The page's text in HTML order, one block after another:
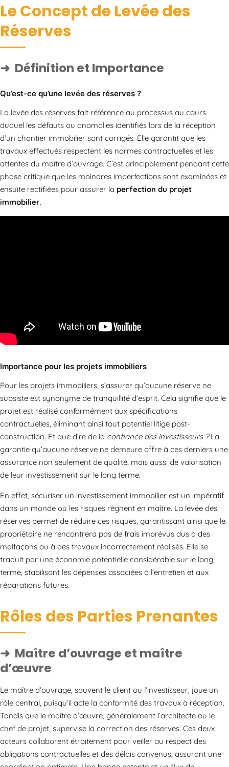
Le Concept de Levée des
Réserves
Définition et Importance
Qu’est-ce qu’une levée des réserves ?
La levée des réserves fait référence au processus au cours
duquel les défauts ou anomalies identifiés lors de la réception
d’un chantier immobilier sont corrigés. Elle garantit que les
travaux effectués respectent les normes contractuelles et les
attentes du maître d’ouvrage. C’est principalement pendant cette
phase critique que les moindres imperfections sont examinées et
ensuite rectifiées pour assurer la perfection du projet
immobilier.
Importance pour les projets immobiliers
Pour les projets immobiliers, s’assurer qu’aucune réserve ne
subsiste est synonyme de tranquillité d’esprit. Cela signifie que le
projet est réalisé conformément aux spécifications
contractuelles, éliminant ainsi tout potentiel litige post-
construction. Et que dire de la confiance des investisseurs ?La
garantie qu’aucune réserve ne demeure offre à ces derniers une
assurance non seulement de qualité, mais aussi de valorisation
de leur investissement sur le long terme.
En effet, sécuriser un investissement immobilier est un impératif
dans un monde où les risques règnent en maître. La levée des
réserves permet de réduire ces risques, garantissant ainsi que le
propriétaire ne rencontrera pas de frais imprévus dus à des
malfaçons ou à des travaux incorrectement réalisés. Elle se
traduit par une économie potentielle considérable sur le long
terme, stabilisant les dépenses associées à l’entretien et aux
réparations futures.
Rôles des Parties Prenantes
Maître d’ouvrage et maître
d’œuvre
Le maître d’ouvrage, souvent le client ou l’investisseur, joue un
rôle central, puisqu’il acte la conformité des travaux à réception.
Tandis que le maître d’œuvre, généralement l’architecte ou le
chef de projet, supervise la correction des réserves. Ces deux
acteurs collaborent étroitement pour veiller au respect des
obligations contractuelles et des délais convenus, assurant une